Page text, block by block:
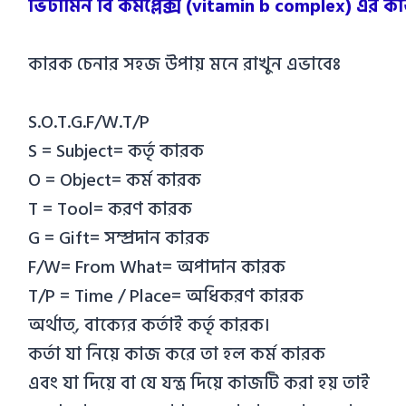
ভিটামিন বি কমপ্লেক্স (vitamin b complex) এর
কারক চেনার সহজ উপায় মনে রাখুন এভাবেঃ
S.O.T.G.F/W.T/P
S = Subject= কর্তৃ কারক
O = Object= কর্ম কারক
T = Tool= করণ কারক
G = Gift= সম্প্রদান কারক
F/W= From What= অপাদান কারক
T/P = Time / Place= অধিকরণ কারক
অর্থাত্, বাক্যের কর্তাই কর্তৃ কারক।
কর্তা যা নিয়ে কাজ করে তা হল কর্ম কারক
এবং যা দিয়ে বা যে যন্ত্র দিয়ে কাজটি করা হয় তাই